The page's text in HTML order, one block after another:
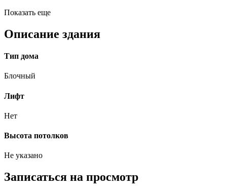
Показать еще
Описание здания
Тип дома
Блочный
Лифт
Нет
Высота потолков
Не указано
Записаться на просмотр